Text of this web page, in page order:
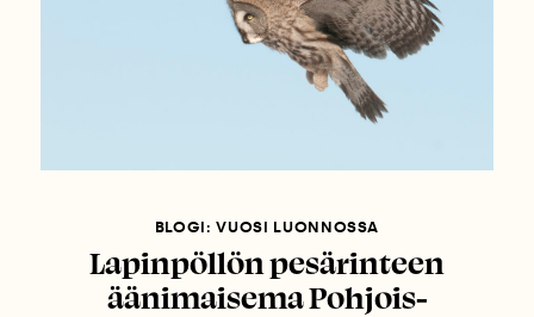
BLOGI: VUOSI LUONNOSSA
Lapinpöllön pesärinteen
äänimaisema Pohjois-